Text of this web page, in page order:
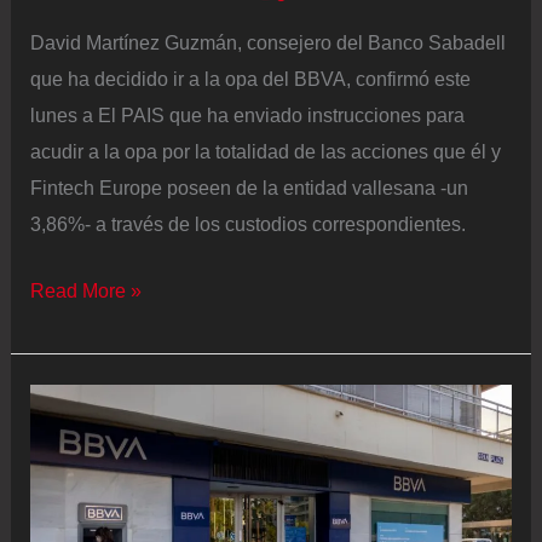
David Martínez Guzmán, consejero del Banco Sabadell
que ha decidido ir a la opa del BBVA, confirmó este
lunes a El PAIS que ha enviado instrucciones para
acudir a la opa por la totalidad de las acciones que él y
Fintech Europe poseen de la entidad vallesana -un
3,86%- a través de los custodios correspondientes.
Martínez
al
Sabadell:
“Hay
maneras
Read More »